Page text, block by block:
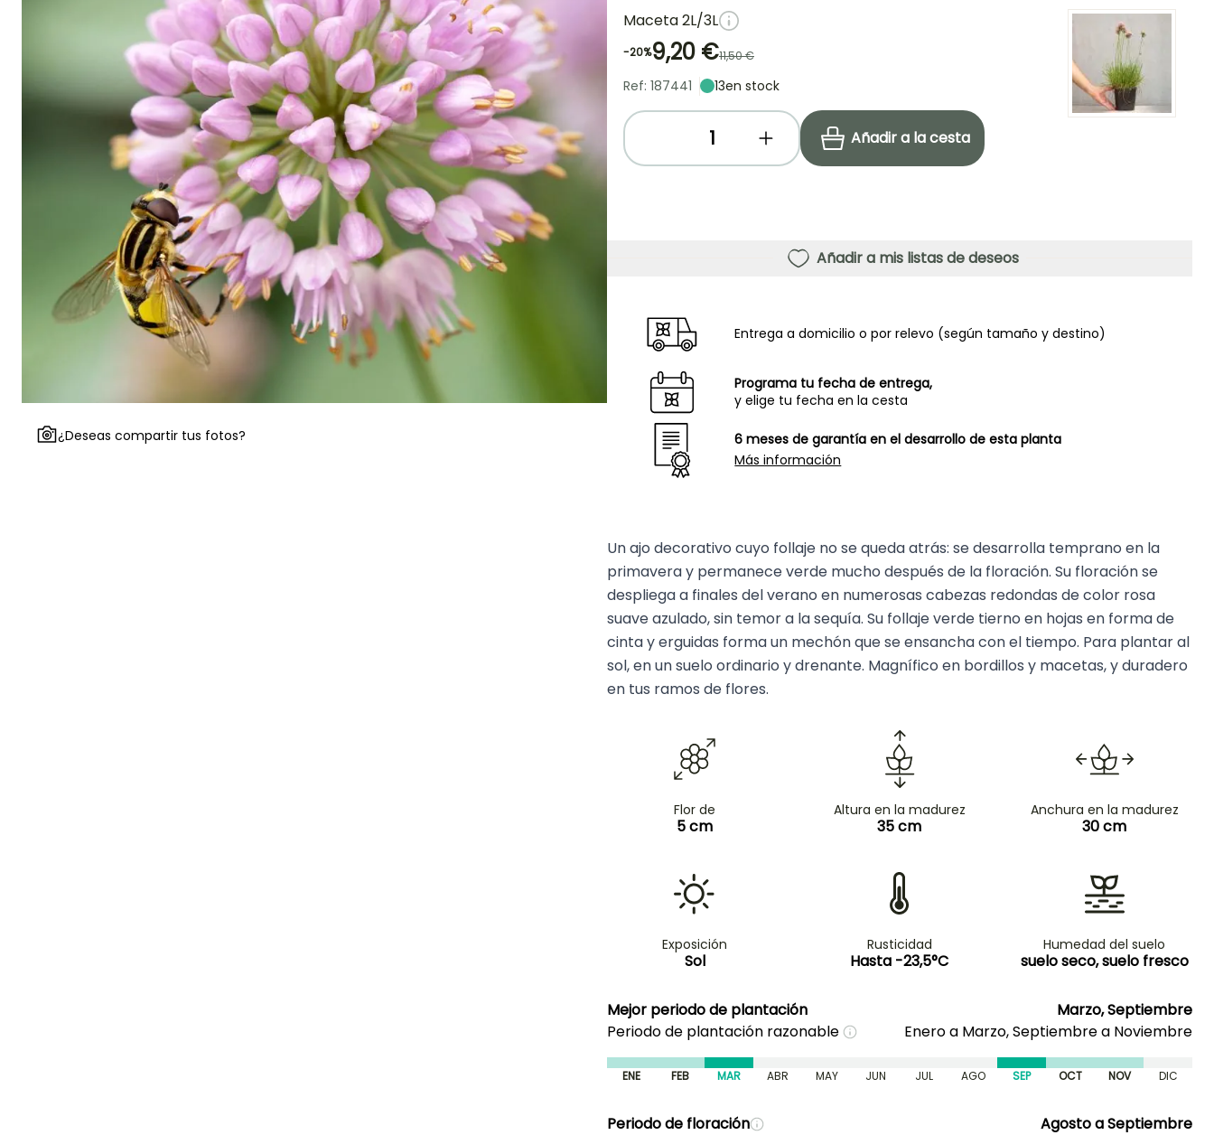
¿Deseas compartir tus fotos?
Maceta 2L/3L
-20%9,20 €11,50 €
Ref: 187441 13en stock
Añadir a la cesta
Añadir a mis listas de deseos
Entrega a domicilio o por relevo (según tamaño y destino)
Programa tu fecha de entrega,
y elige tu fecha en la cesta
6 meses de garantía en el desarrollo de esta planta
Más información
Un ajo decorativo cuyo follaje no se queda atrás: se desarrolla temprano en la
primavera y permanece verde mucho después de la floración. Su floración se
despliega a finales del verano en numerosas cabezas redondas de color rosa
suave azulado, sin temor a la sequía. Su follaje verde tierno en hojas en forma de
cinta y erguidas forma un mechón que se ensancha con el tiempo. Para plantar al
sol, en un suelo ordinario y drenante. Magnífico en bordillos y macetas, y duradero
en tus ramos de flores.
Flor de
5 cm
Altura en la madurez
35 cm
Anchura en la madurez
30 cm
Exposición
Sol
Rusticidad
Hasta -23,5°C
Humedad del suelo
suelo seco, suelo fresco
Mejor periodo de plantación
Marzo, Septiembre
Periodo de plantación razonable
Enero a Marzo, Septiembre a Noviembre
ENE FEB MAR ABR MAY JUN JUL AGO SEP OCT NOV DIC
Periodo de floración Agosto a Septiembre